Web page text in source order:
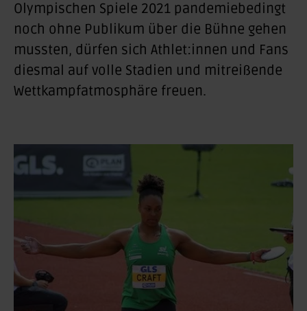
Olympischen Spiele 2021 pandemiebedingt
noch ohne Publikum über die Bühne gehen
mussten, dürfen sich Athlet:innen und Fans
diesmal auf volle Stadien und mitreißende
Wettkampfatmosphäre freuen.